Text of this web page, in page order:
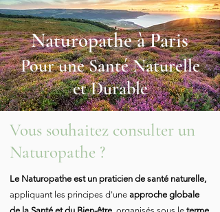
Naturopathe à Paris
Pour une SantéNaturelle
et Durable
Vous souhaitez consulter un
Naturopathe ?
Le Naturopathe est un praticien de santé naturelle,
appliquant les principes d'une approche globale